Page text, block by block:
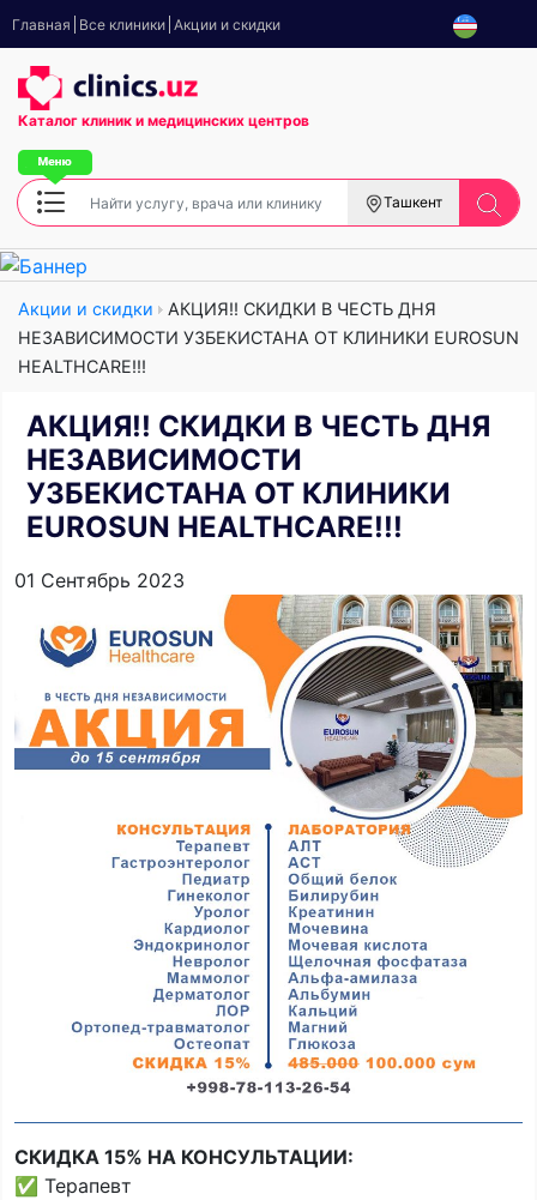
Главная Все клиники Акции и скидки
Каталог клиник и медицинских центров
Ташкент
Акции и скидки
АКЦИЯ!! СКИДКИ В ЧЕСТЬ ДНЯ
НЕЗАВИСИМОСТИ УЗБЕКИСТАНА ОТ КЛИНИКИ EUROSUN
HEALTHCARE!!!
АКЦИЯ!! СКИДКИ В ЧЕСТЬ ДНЯ
НЕЗАВИСИМОСТИ
УЗБЕКИСТАНА ОТ КЛИНИКИ
EUROSUN HEALTHCARE!!!
01 Сентябрь 2023
СКИДКА 15% НА КОНСУЛЬТАЦИИ:
✅ Терапевт